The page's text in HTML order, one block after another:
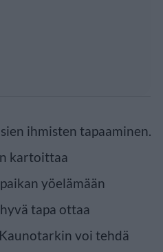
ihmisten tapaaminen.
kartoittaa
yöelämään
tapa ottaa
voi tehdä